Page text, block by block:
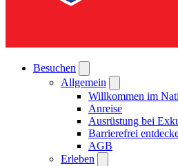
Besuchen
Allgemein
Willkommen im
Anreise
Ausrüstung bei
Barrierefrei
AGB
Erleben